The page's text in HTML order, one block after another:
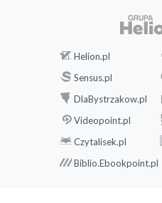
Helion.pl
Sensus.pl
DlaBystrzakow.pl
Videopoint.pl
Czytalisek.pl
Biblio.Ebookpoint.pl